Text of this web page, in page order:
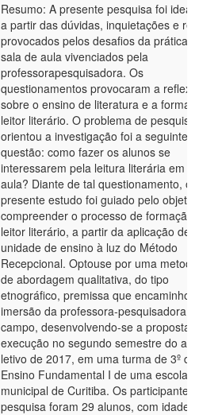
Resumo: A presente pesquisa foi
a partir das dúvidas, inquietações e
provocados pelos desafios da prática
sala de aula vivenciados pela
professorapesquisadora. Os
questionamentos provocaram a
sobre o ensino de literatura e a
leitor literário. O problema de pesquisa
orientou a investigação foi a seguinte
questão: como fazer os alunos se
interessarem pela leitura literária em
aula? Diante de tal questionamento, o
presente estudo foi guiado pelo
compreender o processo de formação
leitor literário, a partir da aplicação de
unidade de ensino à luz do Método
Recepcional. Optouse por uma
de abordagem qualitativa, do tipo
etnográfico, premissa que
imersão da professora-pesquisadora
campo, desenvolvendo-se a proposta
execução no segundo semestre do ano
letivo de 2017, em uma turma de 3º do
Ensino Fundamental I de uma escola
municipal de Curitiba. Os participantes
pesquisa foram 29 alunos, com idade